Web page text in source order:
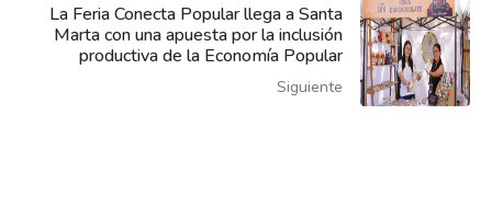
La Feria Conecta Popular llega a Santa
Marta con una apuesta por la inclusión
productiva de la Economía Popular
Siguiente